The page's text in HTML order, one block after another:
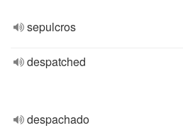
sepulcros
despatched
despachado